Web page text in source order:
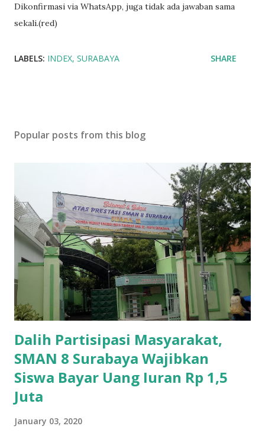
Dikonfirmasi via WhatsApp, juga tidak ada jawaban sama
sekali.(red)
LABELS: INDEX SURABAYA SHARE
Popular posts from this blog
Dalih Partisipasi Masyarakat,
SMAN 8 Surabaya Wajibkan
Siswa Bayar Uang Iuran Rp 1,5
Juta
January 03, 2020